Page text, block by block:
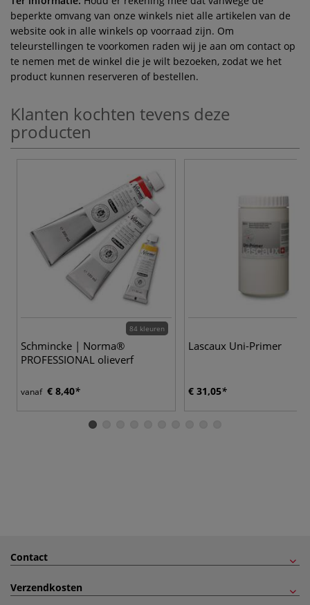
beperkte omvang van onze winkels niet alle artikelen van de
website ook in alle winkels op voorraad zijn. Om
teleurstellingen te voorkomen raden wij je aan om contact op
te nemen met de winkel die je wilt bezoeken, zodat we het
product kunnen reserveren of bestellen.
Klanten kochten tevens deze
producten
84 kleuren
Schmincke | Norma®
PROFESSIONAL olieverf
vanaf € 8,40
Lascaux Uni-Primer
€ 31,05
Contact
Verzendkosten